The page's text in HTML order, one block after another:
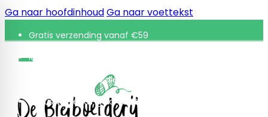
Ga naar hoofdinhoudGa naar voettekst
Gratis verzending vanaf €59
Retourneren binnen 30 dagen
De beste kwaliteit die er is
Gratis verzending vanaf €59